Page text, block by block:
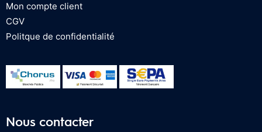
Mon compte client
CGV
Politque de confidentialité
Nous contacter